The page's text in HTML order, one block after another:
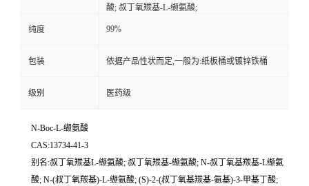
酸; 叔丁氧羰基-L-缬氨酸;
纯度 99%
包装 依据产品性状而定,一般为:纸板桶或镀锌铁桶
级别 医药级
N-Boc-L-缬氨酸
CAS:13734-41-3
别名:叔丁氧羰基L-缬氨酸; 叔丁氧羰基-缬氨酸; N-叔丁氧基羰基-L缬氨
酸; N-(叔丁氧羰基)-L-缬氨酸; (S)-2-(叔丁氧基羰基-氨基)-3-甲基丁酸;